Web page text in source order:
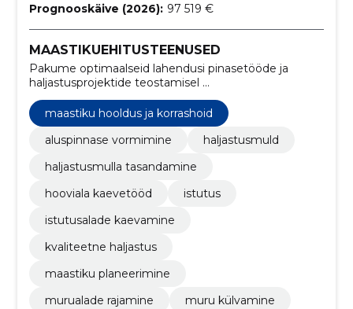
Prognooskäive (2026): 97 519 €
MAASTIKUEHITUSTEENUSED
Pakume optimaalseid lahendusi pinasetööde ja
haljastusprojektide teostamisel ...
maastiku hooldus ja korrashoid
aluspinnase vormimine
haljastusmuld
haljastusmulla tasandamine
hooviala kaevetööd
istutus
istutusalade kaevamine
kvaliteetne haljastus
maastiku planeerimine
murualade rajamine
muru külvamine